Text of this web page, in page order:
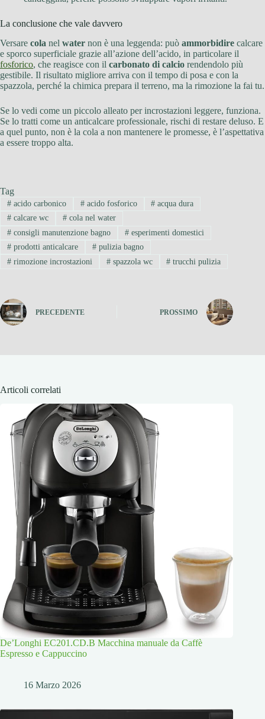
La conclusione che vale davvero
Versare cola nel water non è una leggenda: può ammorbidire calcare
e sporco superficiale grazie all’azione dell’acido, in particolare il
fosforico, che reagisce con il carbonato di calcio rendendolo più
gestibile. Il risultato migliore arriva con il tempo di posa e con la
spazzola, perché la chimica prepara il terreno, ma la rimozione la fai tu.
Se lo vedi come un piccolo alleato per incrostazioni leggere, funziona.
Se lo tratti come un anticalcare professionale, rischi di restare deluso. E
a quel punto, non è la cola a non mantenere le promesse, è l’aspettativa
a essere troppo alta.
Tag
#acido carbonico #acido fosforico # acqua dura
#calcare wc #cola nel water
#consigli manutenzione bagno #esperimenti domestici
#prodotti anticalcare #pulizia bagno
#rimozione incrostazioni #spazzola wc # trucchi pulizia
PRECEDENTE PROSSIMO
Articoli correlati
De’Longhi EC201.CD.B Macchina manuale da Caffè
Espresso e Cappuccino
16 Marzo 2026